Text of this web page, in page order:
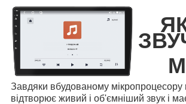
Завдяки вбудованому мікропроцесору
відтворює живий і об'ємніший звук і